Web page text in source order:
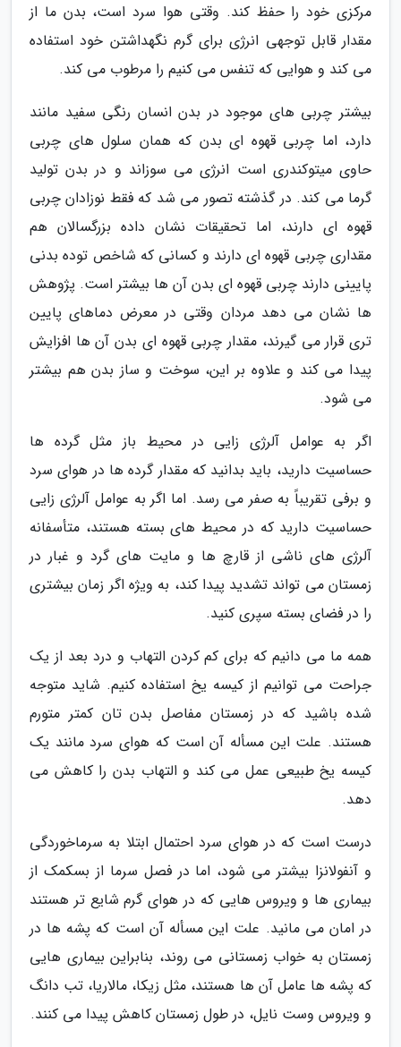
مرکزی خود را حفظ کند. وقتی هوا سرد است، بدن ما از
مقدار قابل توجهی انرژی برای گرم نگهداشتن خود استفاده
می کند و هوایی که تنفس می کنیم را مرطوب می کند.
بیشتر چربی های موجود در بدن انسان رنگی سفید مانند
دارد، اما چربی قهوه ای بدن که همان سلول های چربی
حاوی میتوکندری است انرژی می سوزاند و در بدن تولید
گرما می کند. در گذشته تصور می شد که فقط نوزادان چربی
قهوه ای دارند، اما تحقیقات نشان داده بزرگسالان هم
مقداری چربی قهوه ای دارند و کسانی که شاخص توده بدنی
پایینی دارند چربی قهوه ای بدن آن ها بیشتر است. پژوهش
ها نشان می دهد مردان وقتی در معرض دماهای پایین
تری قرار می گیرند، مقدار چربی قهوه ای بدن آن ها افزایش
پیدا می کند و علاوه بر این، سوخت و ساز بدن هم بیشتر
می شود.
اگر به عوامل آلرژی زایی در محیط باز مثل گرده ها
حساسیت دارید، باید بدانید که مقدار گرده ها در هوای سرد
و برفی تقریباً به صفر می رسد. اما اگر به عوامل آلرژی زایی
حساسیت دارید که در محیط های بسته هستند، متأسفانه
آلرژی های ناشی از قارچ ها و مایت های گرد و غبار در
زمستان می تواند تشدید پیدا کند، به ویژه اگر زمان بیشتری
را در فضای بسته سپری کنید.
همه ما می دانیم که برای کم کردن التهاب و درد بعد از یک
جراحت می توانیم از کیسه یخ استفاده کنیم. شاید متوجه
شده باشید که در زمستان مفاصل بدن تان کمتر متورم
هستند. علت این مسأله آن است که هوای سرد مانند یک
کیسه یخ طبیعی عمل می کند و التهاب بدن را کاهش می
دهد.
درست است که در هوای سرد احتمال ابتلا به سرماخوردگی
و آنفولانزا بیشتر می شود، اما در فصل سرما از بسکمک از
بیماری ها و ویروس هایی که در هوای گرم شایع تر هستند
در امان می مانید. علت این مسأله آن است که پشه ها در
زمستان به خواب زمستانی می روند، بنابراین بیماری هایی
که پشه ها عامل آن ها هستند، مثل زیکا، مالاریا، تب دانگ
و ویروس وست نایل، در طول زمستان کاهش پیدا می کنند.